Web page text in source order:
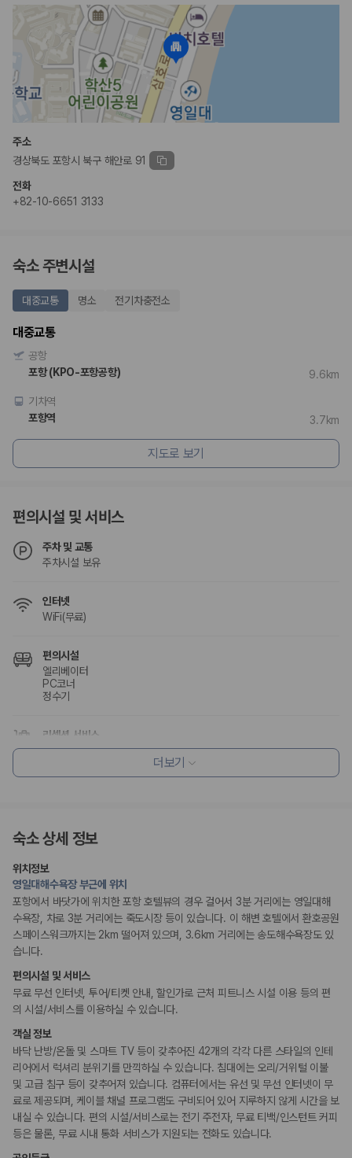
제주렌트카 최저가는 차량 기본요금만으로 판단하기 어렵습니다. 보험 포
함 여부, 면책금, 보상 한도, 옵션 비용, 취소 수수료를 함께 확인해야 실제
로 저렴한 차량을 고를 수 있습니다.
2. 보험 조건은 가격만큼 중요합니다
완전자차와 슈퍼자차는 업체별 보장 범위가 다를 수 있습니다. 카모아에서
는 제주 렌트카 가격과 함께 보험 조건을 비교해 여행 스타일에 맞는 보장
수준을 선택할 수 있습니다.
3. 제주공항 접근성과 셔틀 조건을 함께 확인하세요
제주 렌트카는 차량 인수 위치와 셔틀 편의성에 따라 실제 이용 만족도가
제주도 렌트카 차종별 가격비교
경차·소형차
혼자 또는 2인 여행에 적합하며 제주 렌트카 최저가를 찾는 사용자
가 가장 먼저 비교하는 차종입니다.
준중형·중형차
커플·친구 여행에서 많이 선택되며 가격과 승차감의 균형이 좋은 차
종입니다.
가족 여행, 짐이 많은 여행, 장거리 이동에 적합하며 보험 조건과 차
량 연식을 함께 비교하는 것이 좋습니다.
단체 여행이나 4인 이상 가족 여행에 적합하며 인원수, 짐 공간, 보
험 조건을 함께 확인해야 합니다.
니다
동일한 차량이라도 보험 조건에 따라 실제 부담 금액이 달라질 수 있습니
다. 카모아는 제주 렌트카 가격뿐 아니라 일반자차, 완전자차, 슈퍼자차 조
일반자차:사고 발생 시 일정 금액의 면책금이 발생할 수 있습니다.
완전자차:
보상 한도 내에서 면책금 부담이 줄어드는 보험 조건입니
슈퍼자차:더 높은 보장 조건을 원하는 사용자에게 적합합니다.
2000만 고객이 선택한 렌트카 가격비교 플랫폼
예약 가능 차량
67,123 대
1,829
제주렌트카 가격비교 자주 묻는 질문
Q. 제주렌트카 가격비교는 카모아에서 어떻게 하나요?
A. 대여일, 반납일, 인수 지역을 선택하면 제주도 렌트카 업체별 가격, 차종,
보험 조건, 예약 가능 차량을 한 번에 비교할 수 있습니다.
Q. 제주 렌트카 최저가는 무엇을 기준으로 비교해야 하나요?
Q. 제주공항 근처 렌트카도 비교할 수 있나요?
Q. 제주 렌트카 가격비교 시 보험도 함께 비교할 수 있나요?
Q. 가족 여행에는 어떤 제주 렌트카를 비교해야 하나요?
제주렌트카 가격비교 주요 링크
제주도 렌트카 실시간 최저가 가격비교
제주 렌트카 예약
국내 렌트카 가격비교
주소
경상북도 포항시 북구 해안로 91
전화
+82-10-6651 3133
숙소 주변시설
대중교통 명소 전기차충전소
대중교통
공항
포항 (KPO-포항공항)
9.6km
기차역
포항역
3.7km
지도로 보기
편의시설 및 서비스
주차 및 교통
주차시설 보유
인터넷
WiFi(무료)
편의시설
엘리베이터
PC코너
정수기
리셉션 서비스
주차 대행
수영장
비즈니스
비즈니스 센터
점자 표시
휠체어로 이용 가능
휠체어로 이용가능한 주차장
흡연 시설
금연 숙박 시설
더보기
숙소 상세 정보
위치정보
영일대해수욕장 부근에 위치
포항에서 바닷가에 위치한 포항 호텔뷰의 경우 걸어서 3분 거리에는 영일대해
수욕장, 차로 3분 거리에는 죽도시장 등이 있습니다. 이 해변 호텔에서 환호공원
스페이스워크까지는 2km 떨어져 있으며, 3.6km 거리에는 송도해수욕장도 있
습니다.
편의시설 및 서비스
무료 무선 인터넷, 투어/티켓 안내, 할인가로 근처 피트니스 시설 이용 등의 편
의 시설/서비스를 이용하실 수 있습니다.
객실 정보
바닥 난방/온돌 및 스마트 TV 등이 갖추어진 42개의 각각 다른 스타일의 인테
리어에서 럭셔리 분위기를 만끽하실 수 있습니다. 침대에는 오리/거위털 이불
및 고급 침구 등이 갖추어져 있습니다. 컴퓨터에서는 유선 및 무선 인터넷이 무
료로 제공되며, 케이블 채널 프로그램도 구비되어 있어 지루하지 않게 시간을 보
내실 수 있습니다. 편의 시설/서비스로는 전기 주전자, 무료 티백/인스턴트 커피
등은 물론, 무료 시내 통화 서비스가 지원되는 전화도 있습니다.